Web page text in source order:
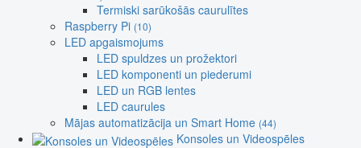
Termiski sarūkošās caurulītes
Raspberry Pi (10)
LED apgaismojums
LED spuldzes un prožektori
LED komponenti un piederumi
LED un RGB lentes
LED caurules
Mājas automatizācija un Smart Home (44)
Konsoles un Videospēles